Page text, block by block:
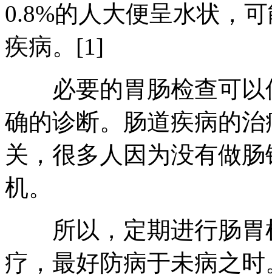
0.8%的人大便呈水状，
疾病。[1]
必要的胃肠检查可以
确的诊断。肠道疾病的
关，很多人因为没有做
机。
所以，定期进行肠胃
疗，最好防病于未病之时